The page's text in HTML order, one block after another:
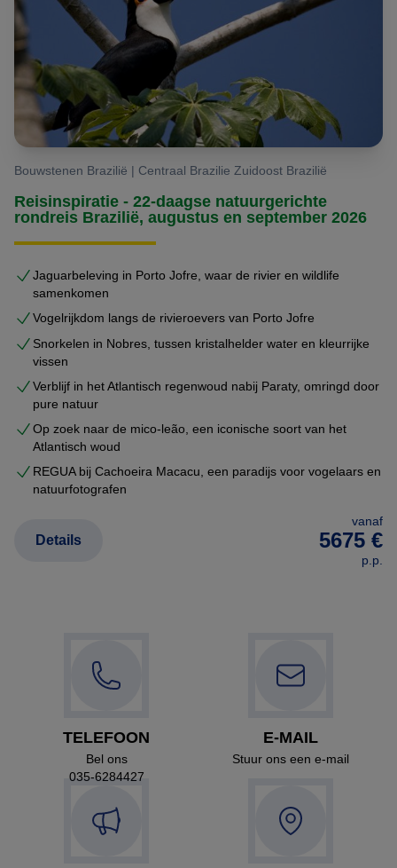
Bouwstenen Brazilië | Centraal Brazilie Zuidoost Brazilië
Reisinspiratie - 22-daagse natuurgerichte
rondreis Brazilië, augustus en september 2026
Jaguarbeleving in Porto Jofre, waar de rivier en wildlife
samenkomen
Vogelrijkdom langs de rivieroevers van Porto Jofre
Snorkelen in Nobres, tussen kristalhelder water en kleurrijke
vissen
Verblijf in het Atlantisch regenwoud nabij Paraty, omringd door
pure natuur
Op zoek naar de mico-leão, een iconische soort van het
Atlantisch woud
REGUA bij Cachoeira Macacu, een paradijs voor vogelaars en
natuurfotografen
vanaf
5675 €
p.p.
Details
TELEFOON
Bel ons
035-6284427
E-MAIL
Stuur ons een e-mail